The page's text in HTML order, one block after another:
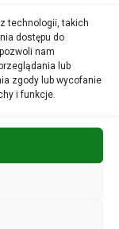
technologii, takich
dostępu do
nam
lub
zgody lub wycofanie
i funkcje.
w Wiedniu. Do
w
Filharmonii
ale